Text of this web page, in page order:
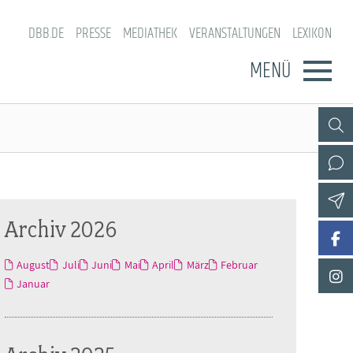
DBB.DE PRESSE MEDIATHEK VERANSTALTUNGEN LEXIKON
MENÜ
Archiv 2026
August Juli Juni Mai April März
Februar
Januar